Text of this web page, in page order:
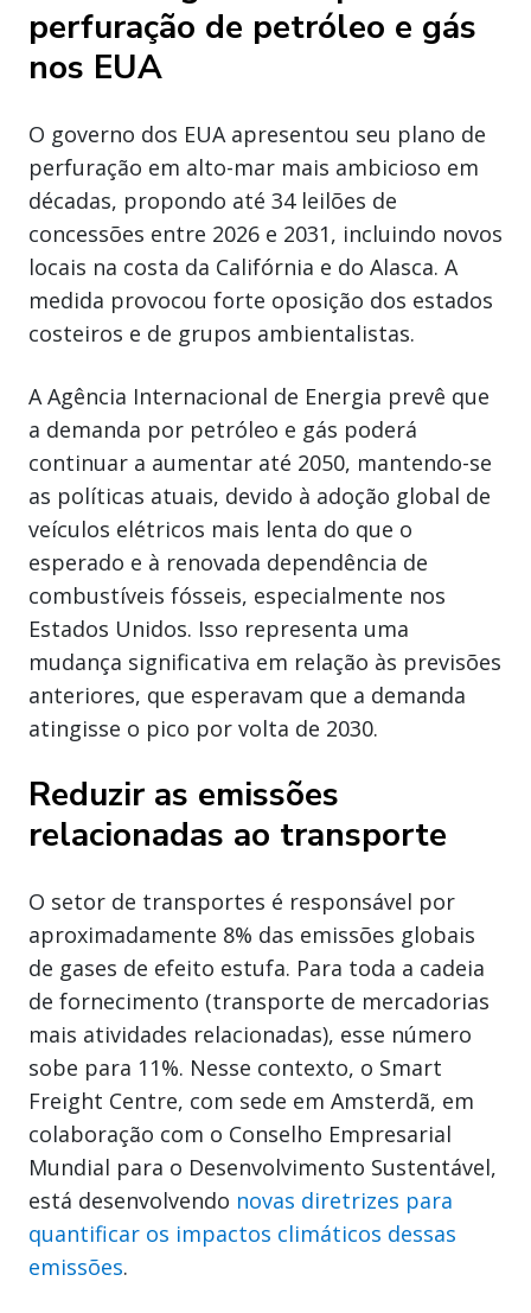
perfuração de petróleo e gás
nos EUA
O governo dos EUA apresentou seu plano de
perfuração em alto-mar mais ambicioso em
décadas, propondo até 34 leilões de
concessões entre 2026 e 2031, incluindo novos
locais na costa da Califórnia e do Alasca. A
medida provocou forte oposição dos estados
costeiros e de grupos ambientalistas.
A Agência Internacional de Energia prevê que
a demanda por petróleo e gás poderá
continuar a aumentar até 2050, mantendo-se
as políticas atuais, devido à adoção global de
veículos elétricos mais lenta do que o
esperado e à renovada dependência de
combustíveis fósseis, especialmente nos
Estados Unidos. Isso representa uma
mudança significativa em relação às previsões
anteriores, que esperavam que a demanda
atingisse o pico por volta de 2030.
Reduzir as emissões
relacionadas ao transporte
O setor de transportes é responsável por
aproximadamente 8% das emissões globais
de gases de efeito estufa. Para toda a cadeia
de fornecimento (transporte de mercadorias
mais atividades relacionadas), esse número
sobe para 11%. Nesse contexto, o Smart
Freight Centre, com sede em Amsterdã, em
colaboração com o Conselho Empresarial
Mundial para o Desenvolvimento Sustentável,
está desenvolvendo novas diretrizes para
quantificar os impactos climáticos dessas
emissões.